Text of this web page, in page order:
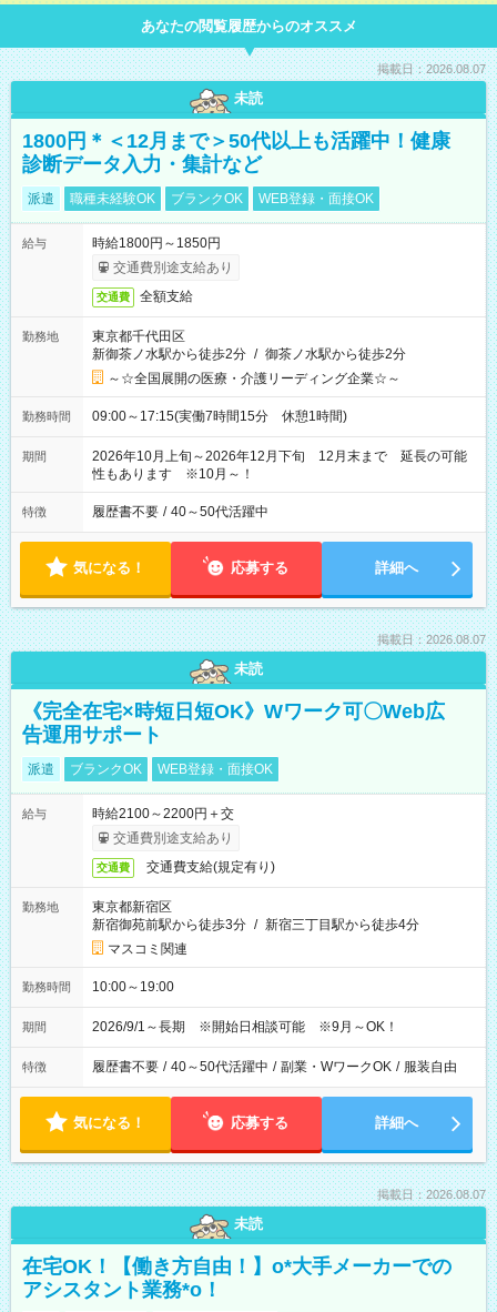
あなたの閲覧履歴からのオススメ
掲載日：2026.08.07
未読
1800円＊＜12月まで＞50代以上も活躍中！健康
診断データ入力・集計など
派遣 職種未経験OK ブランクOK WEB登録・面接OK
給与
時給1800円～1850円
交通費別途支給あり
交通費 全額支給
勤務地
東京都千代田区
新御茶ノ水駅から徒歩2分 / 御茶ノ水駅から徒歩2分
～☆全国展開の医療・介護リーディング企業☆～
勤務時間 09:00～17:15(実働7時間15分 休憩1時間)
期間
2026年10月上旬～2026年12月下旬 12月末まで 延長の可能
性もあります ※10月～！
特徴 履歴書不要 / 40～50代活躍中
気になる！ 応募する 詳細へ
掲載日：2026.08.07
未読
《完全在宅×時短日短OK》Wワーク可〇Web広
告運用サポート
派遣 ブランクOK WEB登録・面接OK
給与
時給2100～2200円＋交
交通費別途支給あり
交通費 交通費支給(規定有り)
勤務地
東京都新宿区
新宿御苑前駅から徒歩3分 / 新宿三丁目駅から徒歩4分
マスコミ関連
勤務時間 10:00～19:00
期間 2026/9/1～長期 ※開始日相談可能 ※9月～OK！
特徴 履歴書不要 / 40～50代活躍中 / 副業・WワークOK / 服装自由
気になる！ 応募する 詳細へ
掲載日：2026.08.07
未読
在宅OK！【働き方自由！】o*大手メーカーでの
アシスタント業務*o！